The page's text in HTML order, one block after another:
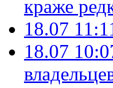
краже
18.07
18.07